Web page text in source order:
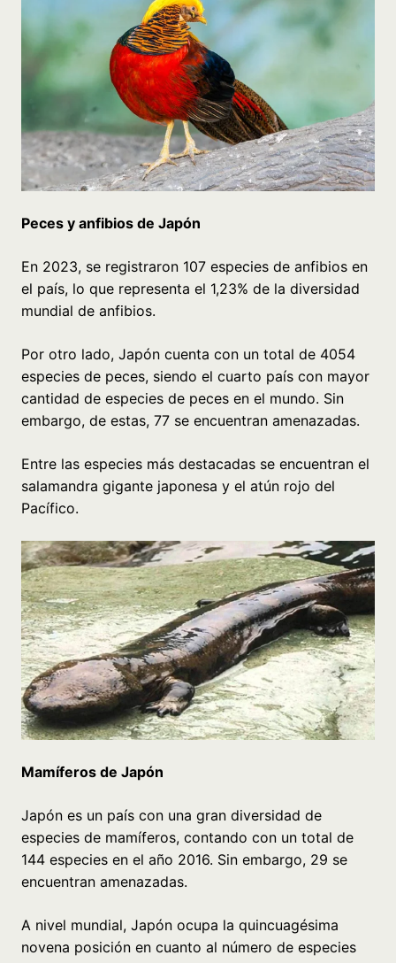
Peces y anfibios de Japón
En 2023, se registraron 107 especies de anfibios en
el país, lo que representa el 1,23% de la diversidad
mundial de anfibios.
Por otro lado, Japón cuenta con un total de 4054
especies de peces, siendo el cuarto país con mayor
cantidad de especies de peces en el mundo. Sin
embargo, de estas, 77 se encuentran amenazadas.
Entre las especies más destacadas se encuentran el
salamandra gigante japonesa y el atún rojo del
Pacífico.
Mamíferos de Japón
Japón es un país con una gran diversidad de
especies de mamíferos, contando con un total de
144 especies en el año 2016. Sin embargo, 29 se
encuentran amenazadas.
A nivel mundial, Japón ocupa la quincuagésima
novena posición en cuanto al número de especies